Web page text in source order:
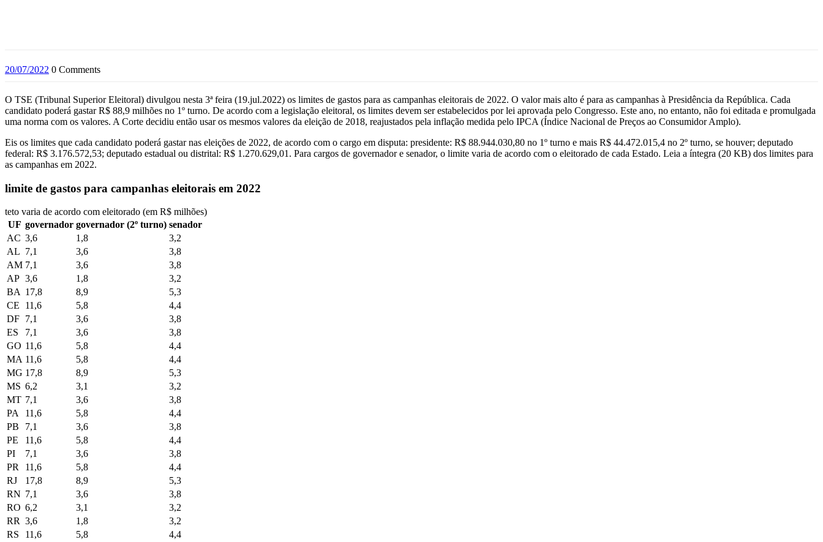
20/07/2022 0 Comments
O TSE (Tribunal Superior Eleitoral) divulgou nesta 3ª feira (19.jul.2022) os limites de gastos para as campanhas eleitorais de 2022. O valor mais alto é para as campanhas à Presidência da República. Cada
candidato poderá gastar R$ 88,9 milhões no 1º turno. De acordo com a legislação eleitoral, os limites devem ser estabelecidos por lei aprovada pelo Congresso. Este ano, no entanto, não foi editada e promulgada
uma norma com os valores. A Corte decidiu então usar os mesmos valores da eleição de 2018, reajustados pela inflação medida pelo IPCA (Índice Nacional de Preços ao Consumidor Amplo).
Eis os limites que cada candidato poderá gastar nas eleições de 2022, de acordo com o cargo em disputa: presidente: R$ 88.944.030,80 no 1º turno e mais R$ 44.472.015,4 no 2º turno, se houver; deputado
federal: R$ 3.176.572,53; deputado estadual ou distrital: R$ 1.270.629,01. Para cargos de governador e senador, o limite varia de acordo com o eleitorado de cada Estado. Leia a íntegra (20 KB) dos limites para
as campanhas em 2022.
limite de gastos para campanhas eleitorais em 2022
teto varia de acordo com eleitorado (em R$ milhões)
UF governador governador (2º turno) senador
AC 3,6 1,8
3,2
AL 7,1 3,6
3,8
AM 7,1 3,6
3,8
AP 3,6 1,8
3,2
BA 17,8 8,9
5,3
CE
11,6 5,8
4,4
DF 7,1 3,6
3,8
ES
7,1 3,6
3,8
GO 11,6 5,8
4,4
MA 11,6 5,8
4,4
MG 17,8 8,9
5,3
MS 6,2 3,1
3,2
MT 7,1 3,6
3,8
PA
11,6 5,8
4,4
PB
7,1 3,6
3,8
PE
11,6 5,8
4,4
PI
7,1 3,6
3,8
PR
11,6 5,8
4,4
RJ
17,8 8,9
5,3
RN 7,1 3,6
3,8
RO 6,2 3,1
3,2
RR 3,6 1,8
3,2
RS
11,6 5,8
4,4